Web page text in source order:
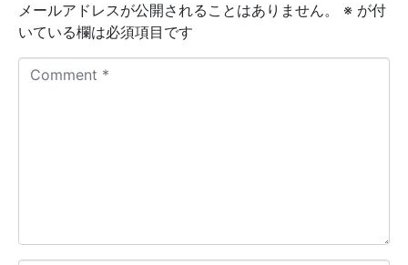
メールアドレスが公開されることはありません。 ※ が付
いている欄は必須項目です